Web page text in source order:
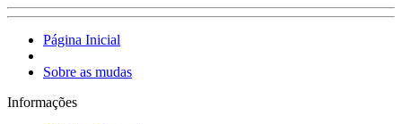
Página Inicial
Sobre as mudas
Informações